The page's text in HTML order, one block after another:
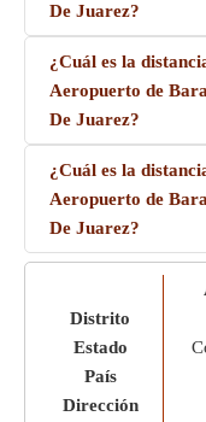
De Juarez?
¿Cuál es la
Aeropuerto de
De Juarez?
¿Cuál es la
Aeropuerto de
De Juarez?
Distrito
Estado
País
Dirección